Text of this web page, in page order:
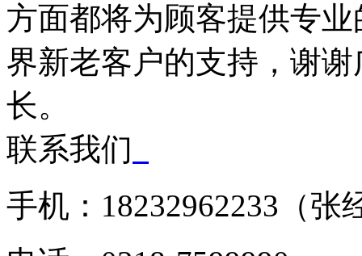
方面都将为顾客提供专
界新老客户的支持，谢
长。
联系我们
手机：18232962233（张